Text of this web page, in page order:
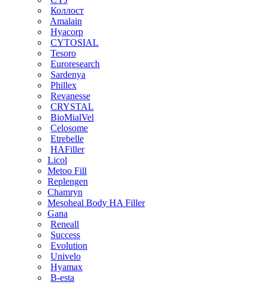
Коллост
Amalain
Hyacorp
CYTOSIAL
Tesoro
Euroresearch
Sardenya
Phillex
Revanesse
CRYSTAL
BioMialVel
Celosome
Etrebelle
HAFiller
Licol
Metoo Fill
Replengen
Chamryn
Mesoheal Body HA Filler
Gana
Reneall
Success
Evolution
Univelo
Hyamax
B-esta